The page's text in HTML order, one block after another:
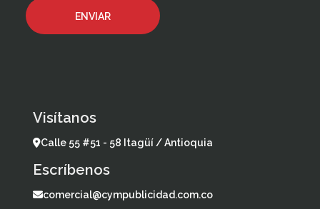
Visítanos
Calle 55 #51 - 58 Itagüí / Antioquia
Escríbenos
comercial@cympublicidad.com.co